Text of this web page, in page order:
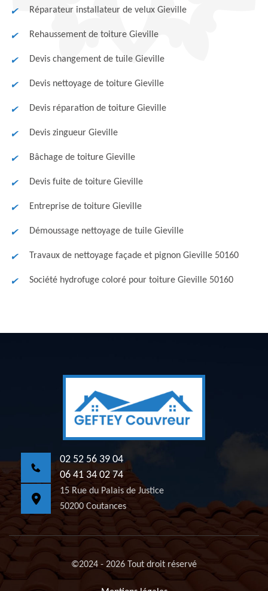
Réparateur installateur de velux Gieville
Rehaussement de toiture Gieville
Devis changement de tuile Gieville
Devis nettoyage de toiture Gieville
Devis réparation de toiture Gieville
Devis zingueur Gieville
Bâchage de toiture Gieville
Devis fuite de toiture Gieville
Entreprise de toiture Gieville
Démoussage nettoyage de tuile Gieville
Travaux de nettoyage façade et pignon Gieville 50160
Société hydrofuge coloré pour toiture Gieville 50160
02 52 56 39 04
06 41 34 02 74
15 Rue du Palais de Justice
50200 Coutances
©2024 - 2026 Tout droit réservé